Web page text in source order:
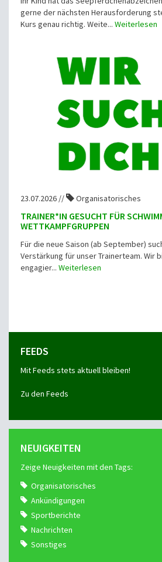
gerne der nächsten Herausforderung
Kurs genau richtig. Weite... Weiterlesen
23.07.2026 // Organisatorisches
TRAINER*IN GESUCHT FÜR
WETTKAMPFGRUPPEN
Für die neue Saison (ab September)
Verstärkung für unser Trainerteam. Wir
engagier... Weiterlesen
FEEDS
Mit Feeds stets aktuell bleiben!
Zu den Feeds
NEUIGKEITEN
Zeige Neuigkeiten mit den Tags:
Organisatorisches
Ankündigungen
Sportberichte
Nachrichten
Sonstiges